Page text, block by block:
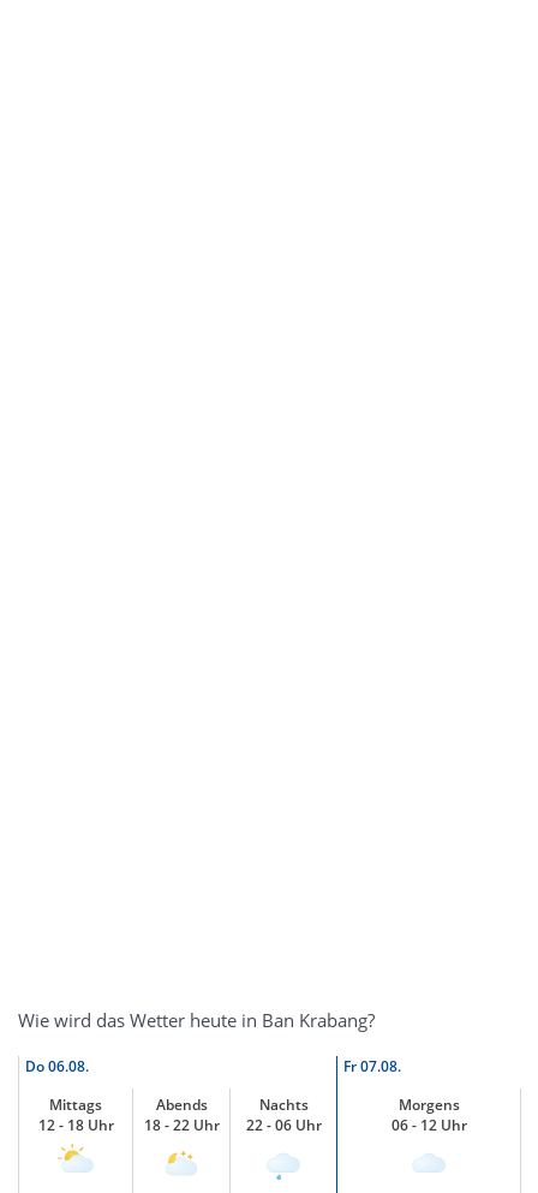
Wie wird das Wetter heute in Ban Krabang?
Do06.08. Fr07.08.
Mittags
12 - 18 Uhr
Abends
18 - 22 Uhr
Nachts
22 - 06 Uhr
Morgens
06 - 12 Uhr